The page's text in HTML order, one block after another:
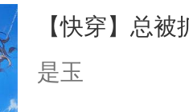
本来只想成
只对他温柔
至恶鬼神×冷
入住你家，
在转学生手
【快穿】总
是玉